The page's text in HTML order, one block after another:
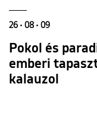
26 • 08 • 09
Pokol és
emberi
kalauzol